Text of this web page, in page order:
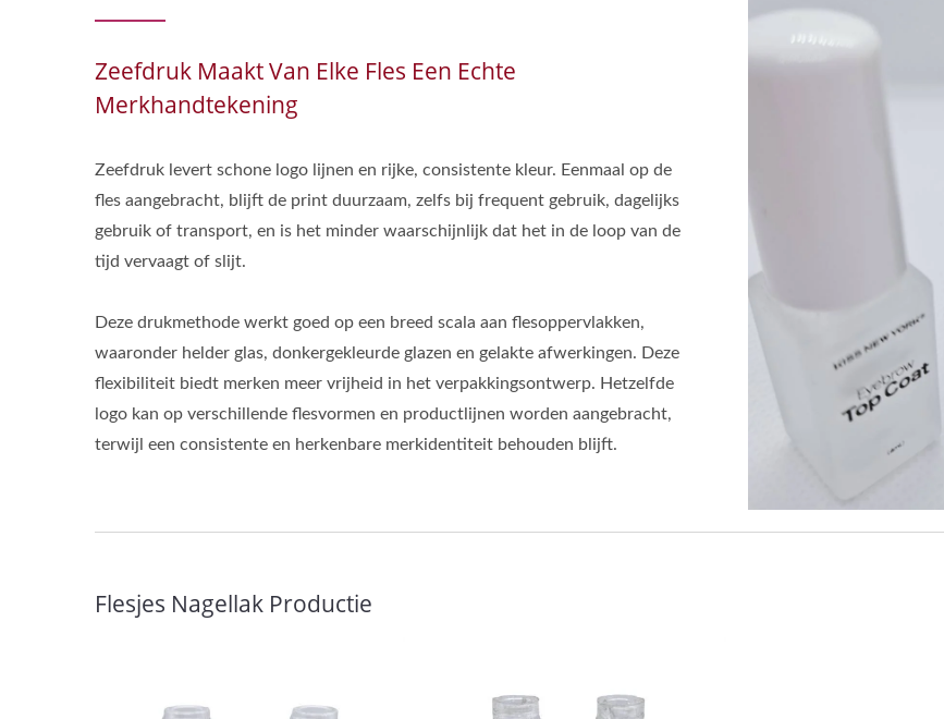
Zeefdruk Maakt Van Elke Fles Een Echte
Merkhandtekening
Zeefdruk levert schone logo lijnen en rijke, consistente kleur. Eenmaal op de
fles aangebracht, blijft de print duurzaam, zelfs bij frequent gebruik, dagelijks
gebruik of transport, en is het minder waarschijnlijk dat het in de loop van de
tijd vervaagt of slijt.
Deze drukmethode werkt goed op een breed scala aan flesoppervlakken,
waaronder helder glas, donkergekleurde glazen en gelakte afwerkingen. Deze
flexibiliteit biedt merken meer vrijheid in het verpakkingsontwerp. Hetzelfde
logo kan op verschillende flesvormen en productlijnen worden aangebracht,
terwijl een consistente en herkenbare merkidentiteit behouden blijft.
Flesjes Nagellak Productie